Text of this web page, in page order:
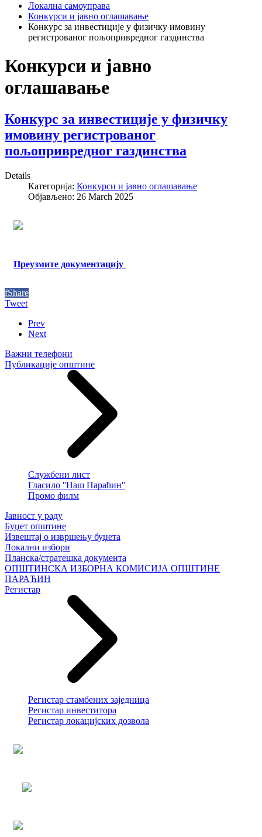
Локална самоуправа
Конкурси и јавно оглашавање
Конкурс за инвестиције у физичку имовину
регистрованог пољопривредног газдинства
Конкурси и јавно
оглашавање
Конкурс за инвестиције у физичку
имовину регистрованог
пољопривредног газдинства
Details
Категорија: Конкурси и јавно оглашавање
Објављено: 26 March 2025
Преузмите документацију
fShare
Tweet
Prev
Next
Важни телефони
Публикације општине
Службени лист
Гласило ''Наш Параћин''
Промо филм
Јавност у раду
Буџет општине
Извештај о извршењу буџета
Локални избори
Планска/стратешка документа
ОПШТИНСКА ИЗБОРНА КОМИСИЈА ОПШТИНЕ
ПАРАЋИН
Регистар
Регистар стамбених заједница
Регистар инвеститора
Регистар локацијских дозвола